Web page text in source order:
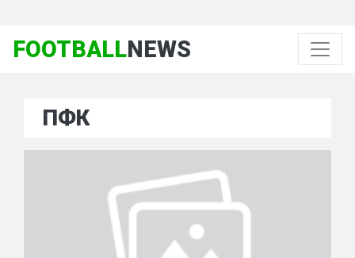
FOOTBALLNEWS
ПФК